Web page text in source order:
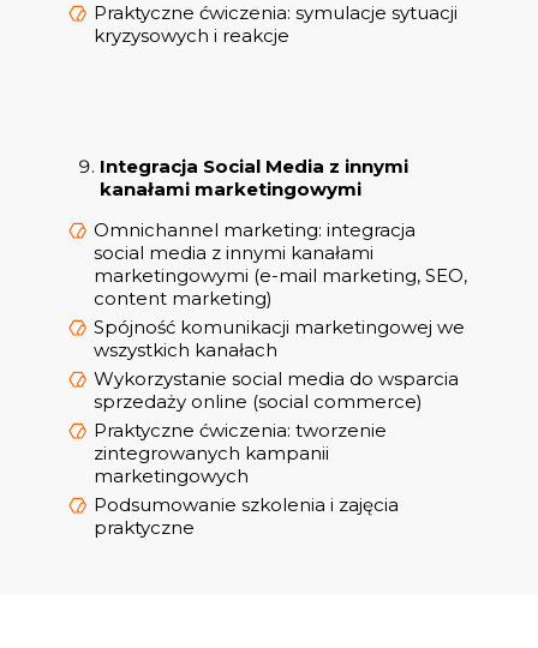
Praktyczne ćwiczenia: symulacje sytuacji
kryzysowych i reakcje
Integracja Social Media z innymi
kanałami marketingowymi
Omnichannel marketing: integracja
social media z innymi kanałami
marketingowymi (e-mail marketing, SEO,
content marketing)
Spójność komunikacji marketingowej we
wszystkich kanałach
Wykorzystanie social media do wsparcia
sprzedaży online (social commerce)
Praktyczne ćwiczenia: tworzenie
zintegrowanych kampanii
marketingowych
Podsumowanie szkolenia i zajęcia
praktyczne